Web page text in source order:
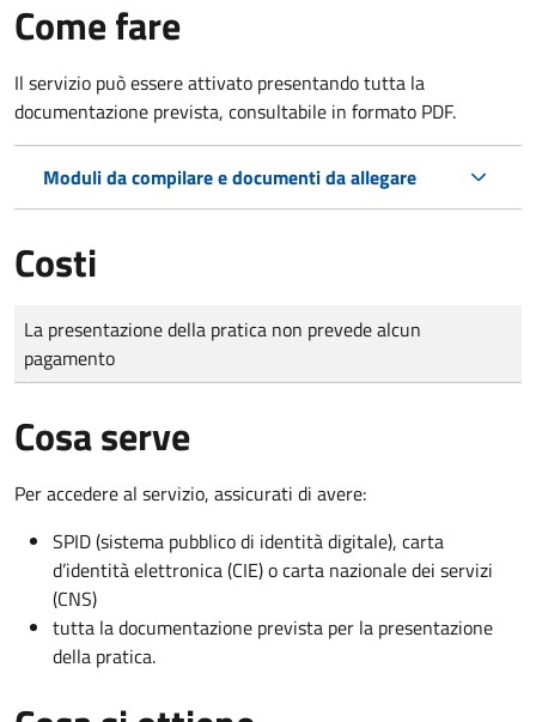
Come fare
Il servizio può essere attivato presentando tutta la
documentazione prevista, consultabile in formato PDF.
Moduli da compilare e documenti da allegare
Costi
Tipo di pagamento
Importo
La presentazione della pratica non prevede alcun
pagamento
Cosa serve
Per accedere al servizio, assicurati di avere:
SPID (sistema pubblico di identità digitale), carta
d’identità elettronica (CIE) o carta nazionale dei servizi
(CNS)
tutta la documentazione prevista per la presentazione
della pratica.